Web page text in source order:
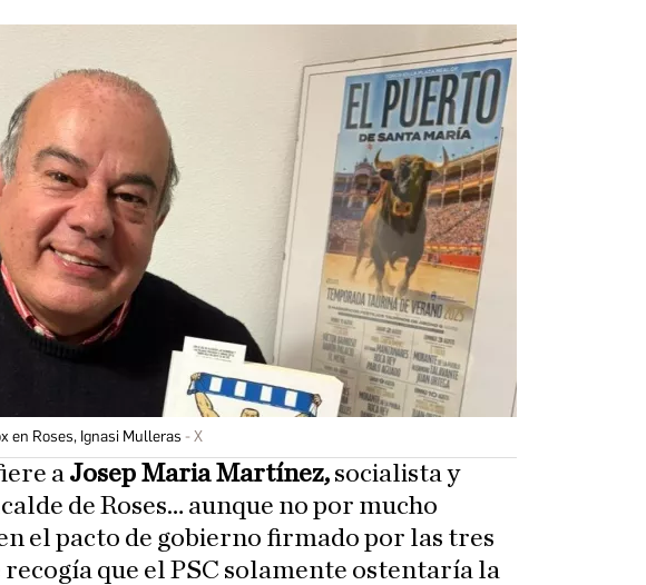
en Roses, Ignasi Mulleras X
a Josep Maria Martínez, socialista y
de Roses… aunque no por mucho
el pacto de gobierno firmado por las tres
que el PSC solamente ostentaría la